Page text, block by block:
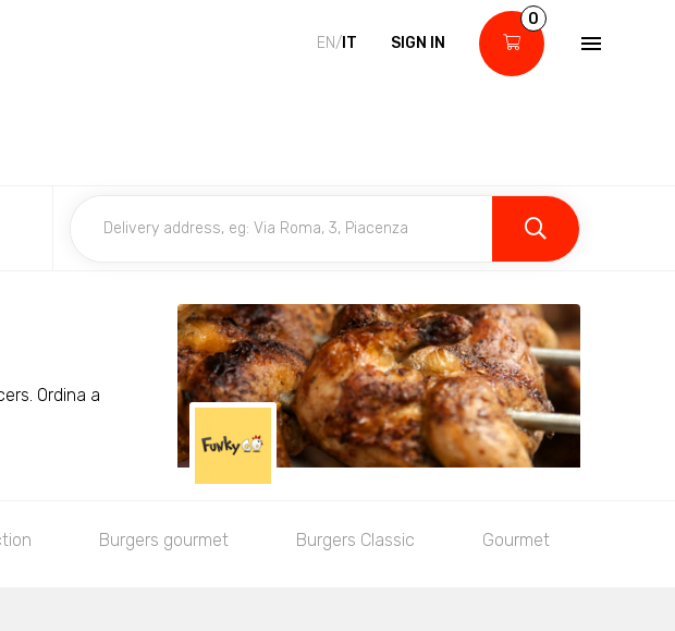
EN/ IT SIGN IN
0
Ordina a
Burgers gourmet Burgers Classic Gourmet